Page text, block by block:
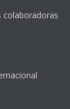
colaboradoras